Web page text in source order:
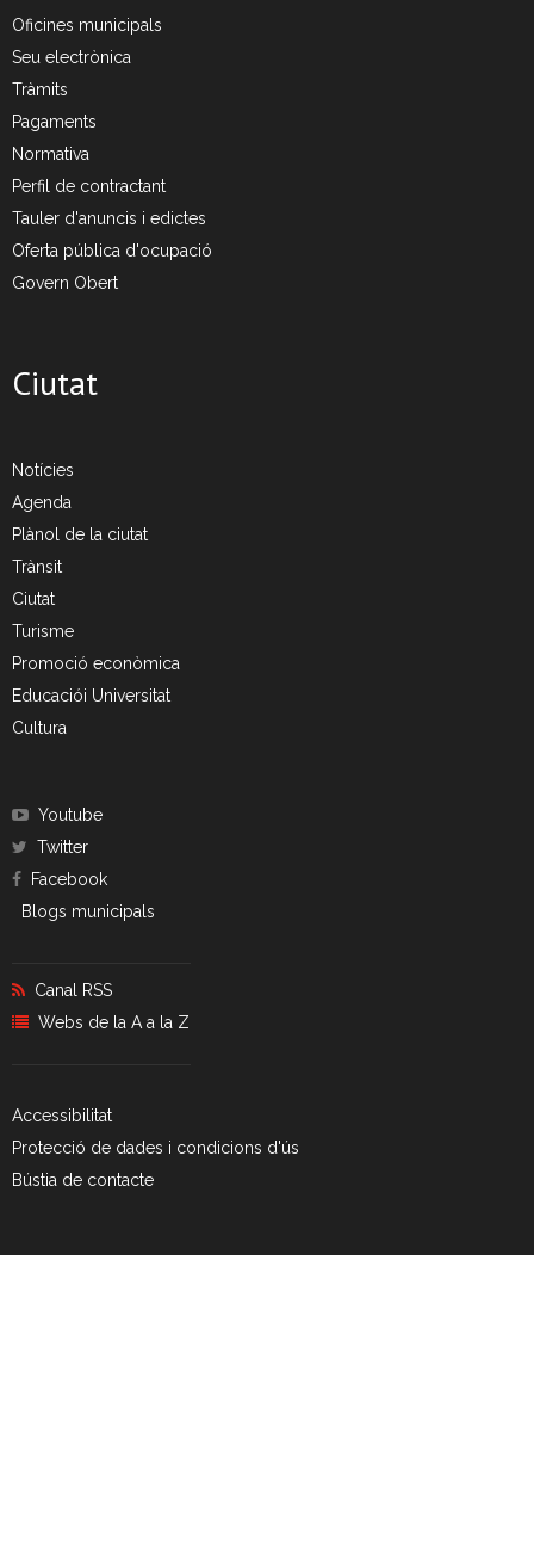
Oficines municipals
Seu electrònica
Tràmits
Pagaments
Normativa
Perfil de contractant
Tauler d'anuncis i edictes
Oferta pública d'ocupació
Govern Obert
Ciutat
Notícies
Agenda
Plànol de la ciutat
Trànsit
Ciutat
Turisme
Promoció econòmica
Educaciói Universitat
Cultura
Youtube
Twitter
Facebook
Blogs municipals
Canal RSS
Webs de la A a la Z
Accessibilitat
Protecció de dades i condicions d'ús
Bústia de contacte